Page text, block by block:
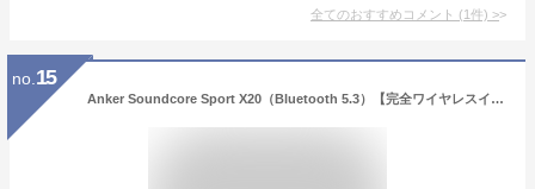
全てのおすすめコメント (1件) >
no. 15
Anker Soundcore Sport X20（Bluetooth 5.3）【完全ワイヤレスイヤホン/耳掛け/フック型/アクティブノイズキャンセリング/外音取り込み/音声通話 / IP68防塵防水規格 / 完全防塵・防水/最大48時間音楽再生/PSE技術基準】